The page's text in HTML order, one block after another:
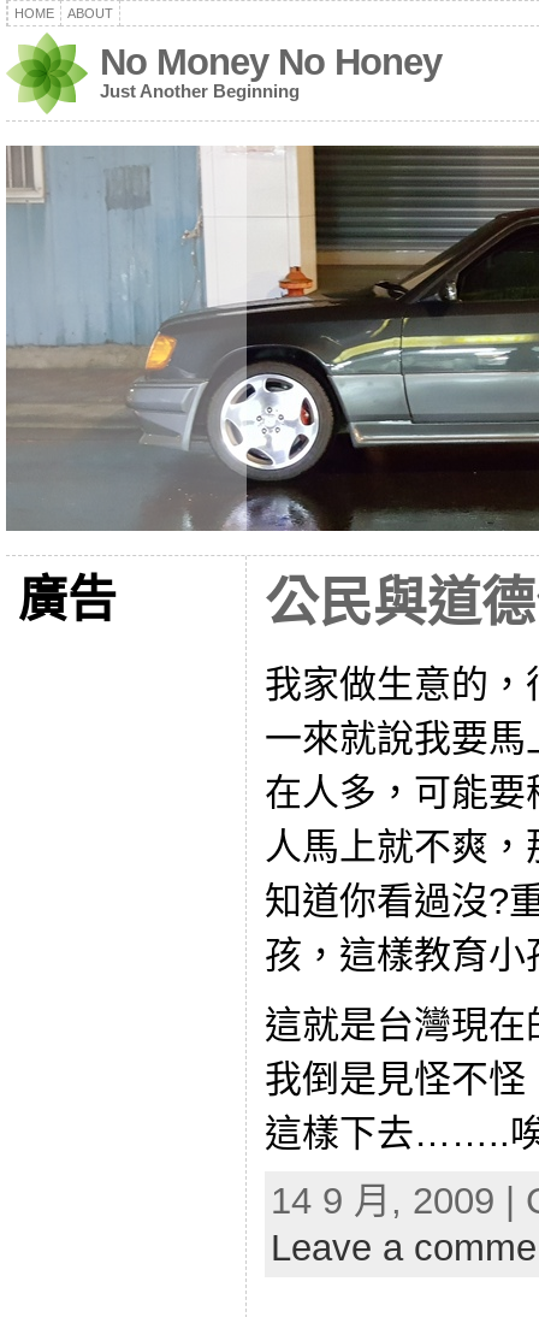
HOME ABOUT
No Money No Honey
Just Another Beginning
廣告 公民與道
我家做生意的
一來就說我要
在人多，可能
人馬上就不爽
知道你看過沒?
孩，這樣教育
這就是台灣現
我倒是見怪不
這樣下去……..
14 9 月, 2009 |
Leave a